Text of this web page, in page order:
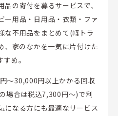
の寄付を募るサービスで、
ー用品・日用品・衣類・ファ
な不用品をまとめて(軽トラ
、家のなかを一気に片付けた
め。
～30,000円以上かかる回収
場合は税込7,300円〜)で利
になる方にも最適なサービス